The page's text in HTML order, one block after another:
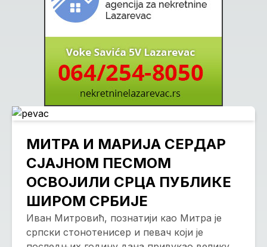
МИТРА И МАРИЈА СЕРДАР
СЈАЈНОМ ПЕСМОМ
ОСВОЈИЛИ СРЦА ПУБЛИКЕ
ШИРОМ СРБИЈЕ
Иван Митровић, познатији као Митра је
српски стонотенисер и певач који је